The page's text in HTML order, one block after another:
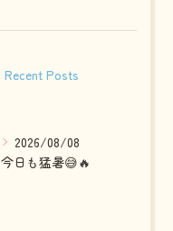
Recent Posts
2026/08/08
今日も猛暑😅🔥